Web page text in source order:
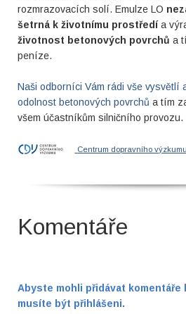
rozmrazovacích solí. Emulze LO
šetrná k životnímu prostředía
životnost betonových povrchů a
peníze.
Naši odborníci Vám rádi vše vysvětlí
odolnost betonových povrchů a tím
všem účastníkům silničního provozu.
Centrum dopravního výzkumu
Komentáře
Abyste mohli přidávat komentáře
musíte být přihlášeni.